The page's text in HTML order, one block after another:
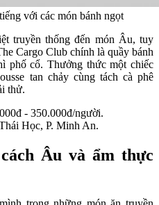
với các món bánh ngọt
truyền thống đến món Âu, tuy
Cargo Club chính là quầy bánh
phố cổ. Thưởng thức một chiếc
tan chảy cùng tách cà phê
thử.
- 350.000đ/người.
Học, P. Minh An.
Âu và ẩm thực